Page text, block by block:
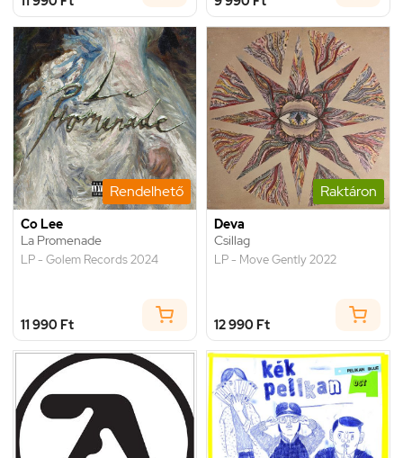
Rendelhető
Co Lee
La Promenade
LP - Golem Records 2024
11 990 Ft
Raktáron
Deva
Csillag
LP - Move Gently 2022
12 990 Ft